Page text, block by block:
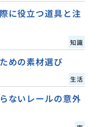
に役立つ道具と注
知識
めの素材選び
生活
ないレールの意外